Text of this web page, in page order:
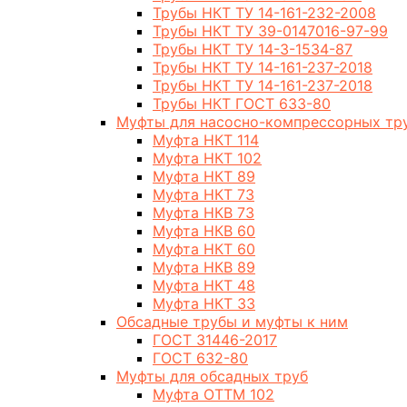
Трубы НКТ ТУ 14-161-232-2008
Трубы НКТ ТУ 39-0147016-97-99
Трубы НКТ ТУ 14-3-1534-87
Трубы НКТ ТУ 14-161-237-2018
Трубы НКТ ТУ 14-161-237-2018
Трубы НКТ ГОСТ 633-80
Муфты для насосно-компрессорных
Муфта НКТ 114
Муфта НКТ 102
Муфта НКТ 89
Муфта НКТ 73
Муфта НКВ 73
Муфта НКВ 60
Муфта НКТ 60
Муфта НКВ 89
Муфта НКТ 48
Муфта НКТ 33
Обсадные трубы и муфты к ним
ГОСТ 31446-2017
ГОСТ 632-80
Муфты для обсадных труб
Муфта ОТТМ 102